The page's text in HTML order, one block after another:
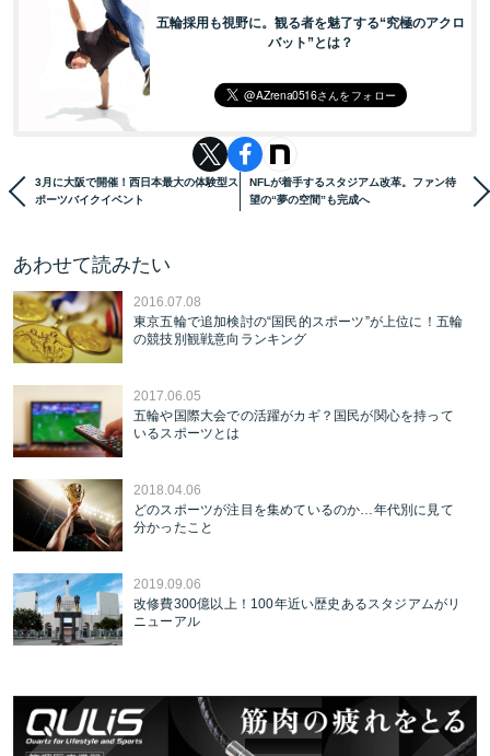
五輪採用も視野に。観る者を魅了する“究極のアクロ
バット”とは？
3月に大阪で開催！西日本最大の体験型ス
ポーツバイクイベント
NFLが着手するスタジアム改革。ファン待
望の“夢の空間”も完成へ
あわせて読みたい
2016.07.08
東京五輪で追加検討の“国民的スポーツ”が上位に！五輪
の競技別観戦意向ランキング
2017.06.05
五輪や国際大会での活躍がカギ？国民が関心を持って
いるスポーツとは
2018.04.06
どのスポーツが注目を集めているのか…年代別に見て
分かったこと
2019.09.06
改修費300億以上！100年近い歴史あるスタジアムがリ
ニューアル